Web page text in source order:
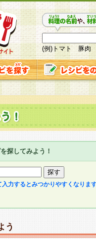
(例)トマト 豚肉
探してみよう！
力するとみつかりやすくなりま
う